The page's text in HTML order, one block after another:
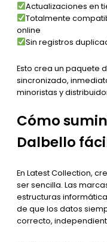
Actualizaciones en
Totalmente
online
Sin registros
Esto crea un paquete
sincronizado,
minoristas y
Cómo
Dalbello
En Latest Collection,
ser sencilla. Las
estructuras
de que los datos
correcto,